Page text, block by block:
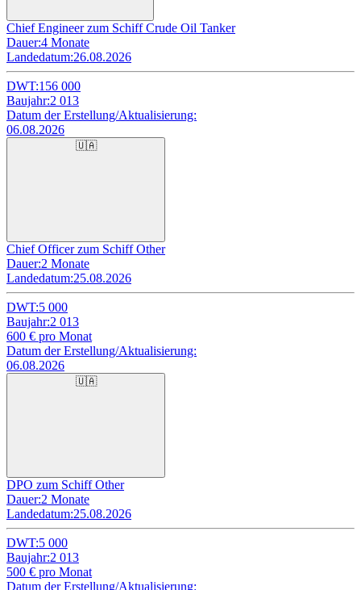
Chief Engineer zum Schiff Crude Oil Tanker
Dauer:4 Monate
Landedatum:26.08.2026
DWT:156 000
Baujahr:2 013
Datum der Erstellung/Aktualisierung:
06.08.2026
🇺🇦
Chief Officer zum Schiff Other
Dauer:2 Monate
Landedatum:25.08.2026
DWT:5 000
Baujahr:2 013
600 € pro Monat
Datum der Erstellung/Aktualisierung:
06.08.2026
🇺🇦
DPO zum Schiff Other
Dauer:2 Monate
Landedatum:25.08.2026
DWT:5 000
Baujahr:2 013
500 € pro Monat
Datum der Erstellung/Aktualisierung: